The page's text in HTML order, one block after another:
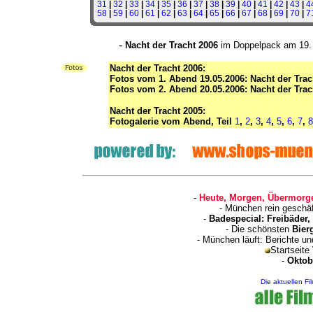
31 | 32 | 33 | 34| 35| 36 | 37 | 38| 39 | 40| 41 | 42 | 43 |
58| 59 | 60| 61 | 62 | 63 | 64| 65| 66 | 67 | 68| 69 | 70|
- Nacht der Tracht 2006im Doppelpack am 19.
Nacht der Tracht 2006:
Fotos vom 1. Abend 19.05.2006: Nacht der
Fotos vom 2. Abend 20.05.2006: Nacht der
Nacht der Tracht 2005:
Fotogalerie vom Abend, Teil 1, 2, 3, 4, 5, 6, 7, 8
- Heute, Morgen,
- München rein
- Badespecial:
- Die schönsten
- München läuft: Berichte
Startseite
-
Die aktuellen